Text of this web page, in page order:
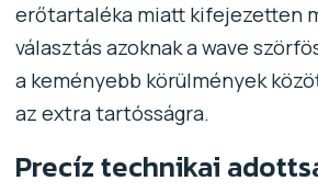
erőtartaléka miatt kifejezetten
választás azoknak a wave
a keményebb körülmények
az extra tartósságra.
Precíz technikai